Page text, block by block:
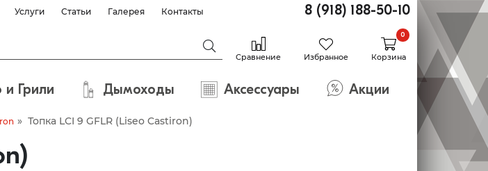
Услуги Статьи Галерея Контакты 8 (918) 188-50-10
Сравнение Избранное Корзина
0
Грили Дымоходы Аксессуары Акции
» Топка LCI 9 GFLR (Liseo Castiron)